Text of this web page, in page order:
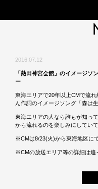
2016.07.12
「熱田神宮会館」のイメージソ
ー
東海エリアで20年以上CMで流
ん作詞のイメージソング「森は
東海エリアの人なら誰もが知っ
から流れるのを楽しみにしてい
※CMは8/23(火)から東海地区に
※CMの放送エリア等の詳細は追